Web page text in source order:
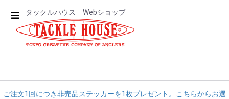
タックルハウス Webショップ
ご注文1回につき非売品ステッカーを1枚プレゼント。こちらからお選